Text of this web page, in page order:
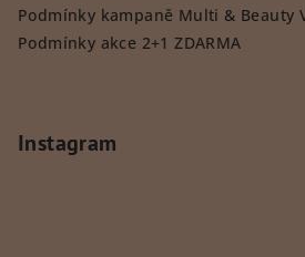
Podmínky kampaně Multi & Beauty
Podmínky akce 2+1 ZDARMA
Instagram